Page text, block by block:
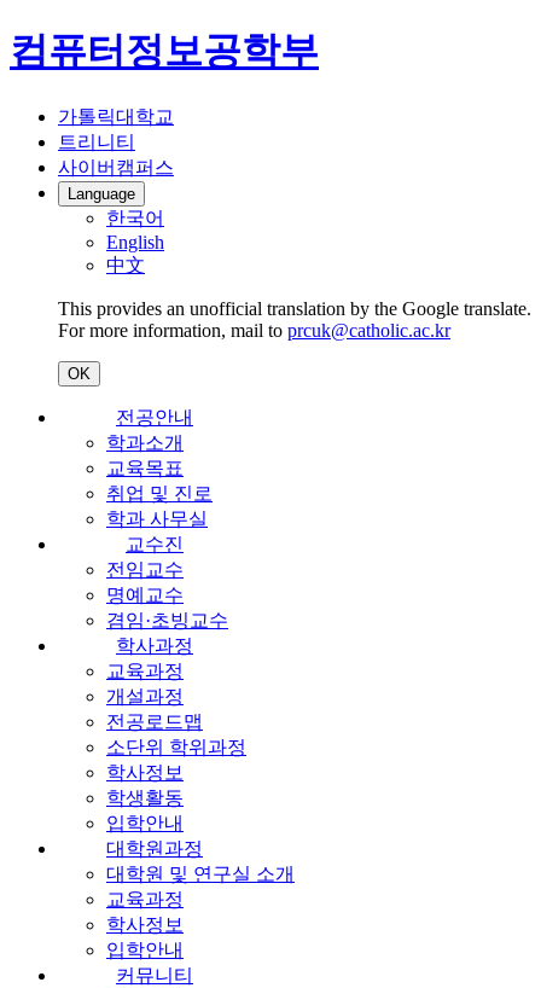
컴퓨터정보공학부
가톨릭대학교
트리니티
사이버캠퍼스
Language
한국어
English
中文
This provides an unofficial translation by the Google translate.
For more information, mail to prcuk@catholic.ac.kr
OK
전공안내
학과소개
교육목표
취업 및 진로
학과 사무실
교수진
전임교수
명예교수
겸임·초빙교수
학사과정
교육과정
개설과정
전공로드맵
소단위 학위과정
학사정보
학생활동
입학안내
대학원과정
대학원 및 연구실 소개
교육과정
학사정보
입학안내
커뮤니티